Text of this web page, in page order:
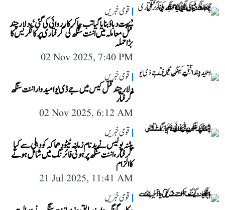
قومی خبریں
’بہت دباؤ بنایا گیا تب جا کر کارروائی کی گئی‘، دلار چند
قتل معاملہ میں اننت سنگھ کی گرفتاری پر کانگریس کا
بڑا حملہ
02 Nov 2025, 7:40 PM
قومی خبریں
دلار چند قتل کیس میں جے ڈی یو امیدوار اننت سنگھ
گرفتار
02 Nov 2025, 6:12 AM
قومی خبریں
پٹنہ پولیس نے بدنام زمانہ ٹیٹو دھماکہ کو دہلی سے کیا
گرفتار، اننت سنگھ پر ہوئی فائرنگ میں شامل ہونے
کا الزام
21 Jul 2025, 11:41 AM
قومی خبریں